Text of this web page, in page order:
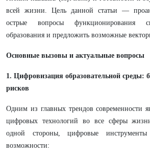
всей жизни. Цель данной статьи —
острые вопросы функционирования
образования и предложить возможные
Основные вызовы и актуальные вопросы
1. Цифровизация образовательной среды:
рисков
Одним из главных трендов современности
цифровых технологий во все сферы
одной стороны, цифровые
возможности: